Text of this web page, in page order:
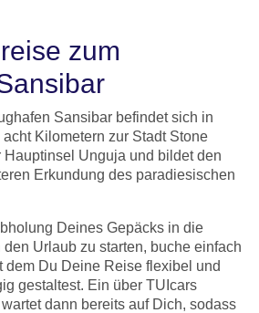
zum
Sansibar befindet sich in
Kilometern zur Stadt Stone
Hauptinsel Unguja und bildet den
Erkundung des paradiesischen
Deines Gepäcks in die
Urlaub zu starten, buche einfach
dem Du Deine Reise flexibel und
gestaltest. Ein über TUIcars
dann bereits auf Dich, sodass